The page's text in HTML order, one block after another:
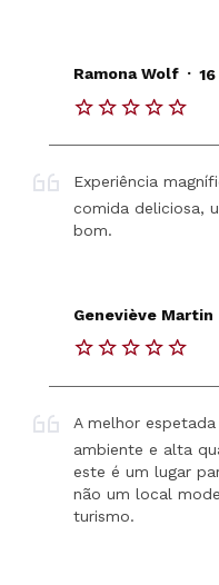
Ramona Wolf .
Experiência
comida deliciosa,
bom.
Geneviève Martin
A melhor
ambiente e alta
este é um lugar
não um local
turismo.